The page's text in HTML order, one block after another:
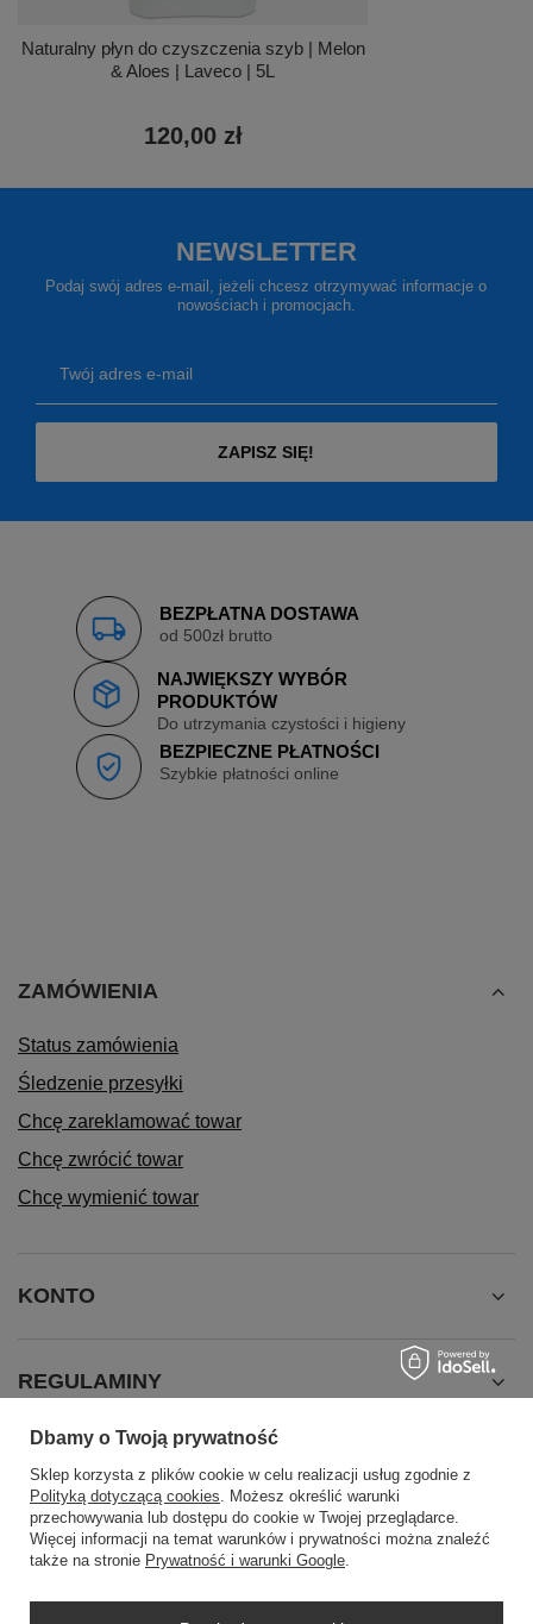
Naturalny płyn do czyszczenia szyb | Melon
& Aloes | Laveco | 5L
120,00 zł
NEWSLETTER
Podaj swój adres e-mail, jeżeli chcesz otrzymywać informacje o
nowościach i promocjach.
Twój adres e-mail
ZAPISZ SIĘ!
BEZPŁATNA DOSTAWA
od 500zł brutto
NAJWIĘKSZY WYBÓR
PRODUKTÓW
Do utrzymania czystości i higieny
BEZPIECZNE PŁATNOŚCI
Szybkie płatności online
ZAMÓWIENIA
Status zamówienia
Śledzenie przesyłki
Chcę zareklamować towar
Chcę zwrócić towar
Chcę wymienić towar
KONTO
REGULAMINY
INFORMACJE
Dbamy o Twoją prywatność
Sklep korzysta z plików cookie w celu realizacji usług zgodnie z
Polityką dotyczącą cookies. Możesz określić warunki
przechowywania lub dostępu do cookie w Twojej przeglądarce.
Więcej informacji na temat warunków i prywatności można znaleźć
także na stronie Prywatność i warunki Google.